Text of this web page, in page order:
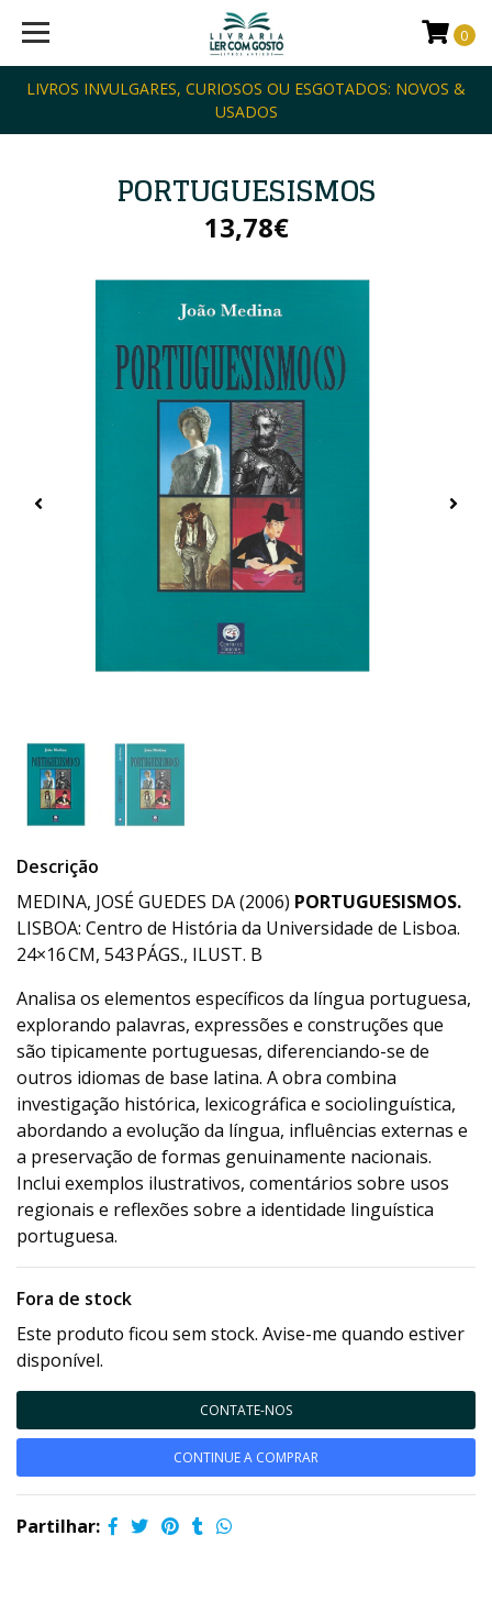
LIVROS INVULGARES, CURIOSOS OU ESGOTADOS: NOVOS &
USADOS
0
PORTUGUESISMOS
13,78€
Descrição
MEDINA, JOSÉ GUEDES DA (2006) PORTUGUESISMOS.
LISBOA: Centro de História da Universidade de Lisboa.
24×16 CM, 543 PÁGS., ILUST. B
Analisa os elementos específicos da língua portuguesa,
explorando palavras, expressões e construções que
são tipicamente portuguesas, diferenciando-se de
outros idiomas de base latina. A obra combina
investigação histórica, lexicográfica e sociolinguística,
abordando a evolução da língua, influências externas e
a preservação de formas genuinamente nacionais.
Inclui exemplos ilustrativos, comentários sobre usos
regionais e reflexões sobre a identidade linguística
portuguesa.
Fora de stock
Este produto ficou sem stock. Avise-me quando estiver
disponível.
CONTATE-NOS
CONTINUE A COMPRAR
Partilhar: